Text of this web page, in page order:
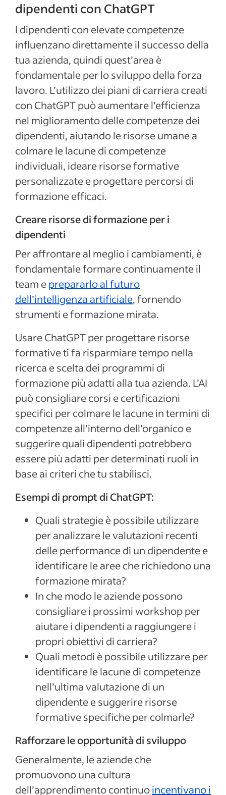
dipendenti con ChatGPT
I dipendenti con elevate competenze
influenzano direttamente il successo della
tua azienda, quindi quest’area è
fondamentale per lo sviluppo della forza
lavoro. L’utilizzo dei piani di carriera creati
con ChatGPT può aumentare l’efficienza
nel miglioramento delle competenze dei
dipendenti, aiutando le risorse umane a
colmare le lacune di competenze
individuali, ideare risorse formative
personalizzate e progettare percorsi di
formazione efficaci.
Creare risorse di formazione per i
dipendenti
Per affrontare al meglio i cambiamenti, è
fondamentale formare continuamente il
team eprepararlo al futuro
dell’intelligenza artificiale, fornendo
strumenti e formazione mirata.
Usare ChatGPT per progettare risorse
formative ti fa risparmiare tempo nella
ricerca e scelta dei programmi di
formazione più adatti alla tua azienda. L’AI
può consigliare corsi e certificazioni
specifici per colmare le lacune in termini di
competenze all’interno dell’organico e
suggerire quali dipendenti potrebbero
essere più adatti per determinati ruoli in
base ai criteri che tu stabilisci.
Esempi di prompt di ChatGPT:
Quali strategie è possibile utilizzare
per analizzare le valutazioni recenti
delle performance di un dipendente e
identificare le aree che richiedono una
formazione mirata?
In che modo le aziende possono
consigliare i prossimi workshop per
aiutare i dipendenti a raggiungere i
propri obiettivi di carriera?
Quali metodi è possibile utilizzare per
identificare le lacune di competenze
nell’ultima valutazione di un
dipendente e suggerire risorse
formative specifiche per colmarle?
Rafforzare le opportunità di sviluppo
Generalmente, le aziende che
promuovono una cultura
dell’apprendimento continuoincentivano i